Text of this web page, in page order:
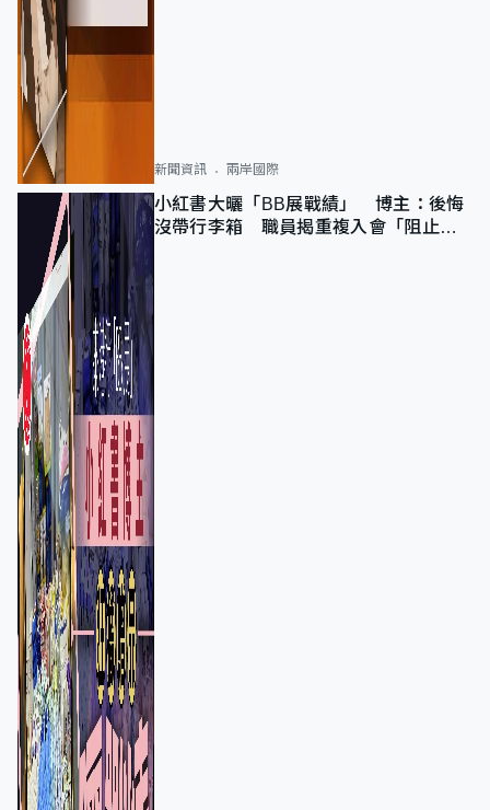
新聞資訊 兩岸國際
小紅書大曬「BB展戰績」 博主：後悔
沒帶行李箱 職員揭重複入會「阻止唔